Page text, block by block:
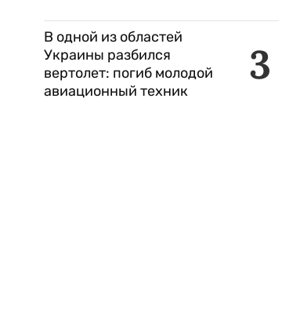
3
В одной из областей
Украины разбился
вертолет: погиб молодой
авиационный техник